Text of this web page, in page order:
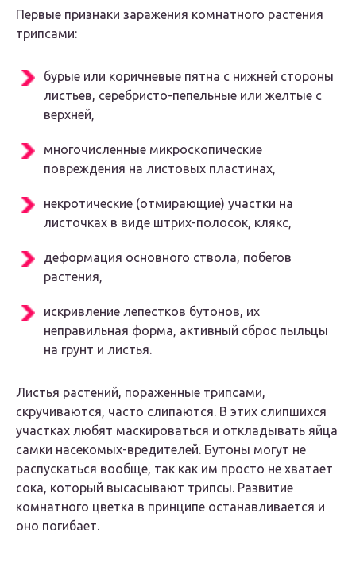
Первые признаки заражения комнатного растения
трипсами:
бурые или коричневые пятна с нижней стороны
листьев, серебристо-пепельные или желтые с
верхней,
многочисленные микроскопические
повреждения на листовых пластинах,
некротические (отмирающие) участки на
листочках в виде штрих-полосок, клякс,
деформация основного ствола, побегов
растения,
искривление лепестков бутонов, их
неправильная форма, активный сброс пыльцы
на грунт и листья.
Листья растений, пораженные трипсами,
скручиваются, часто слипаются. В этих слипшихся
участках любят маскироваться и откладывать яйца
самки насекомых-вредителей. Бутоны могут не
распускаться вообще, так как им просто не хватает
сока, который высасывают трипсы. Развитие
комнатного цветка в принципе останавливается и
оно погибает.